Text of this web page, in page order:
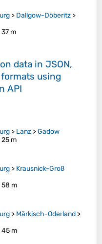
> Dallgow-Döberitz >
37 m
data in JSON,
formats using
API
> Lanz >Gadow
25 m
> Krausnick-Groß
58 m
> Märkisch-Oderland >
45 m